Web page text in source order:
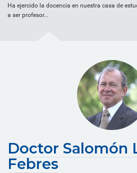
Ha ejercido la docencia en nuestra casa de
a ser profesor...
Doctor Salomón
Febres